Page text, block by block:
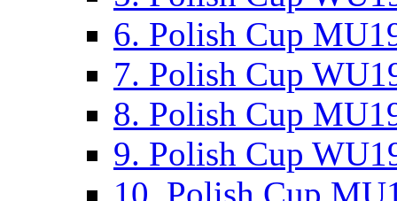
6. Polish Cup
7. Polish Cup
8. Polish Cup
9. Polish Cup
10. Polish Cup